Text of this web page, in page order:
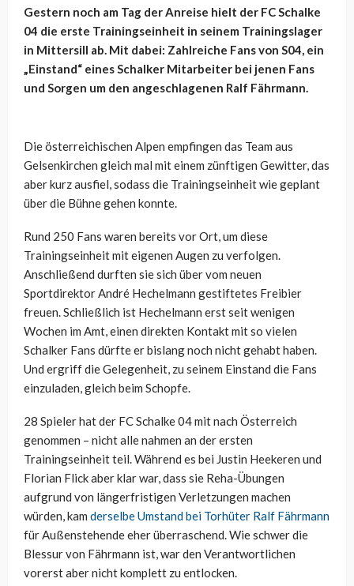
Gestern noch am Tag der Anreise hielt der FC Schalke
04 die erste Trainingseinheit in seinem Trainingslager
in Mittersill ab. Mit dabei: Zahlreiche Fans von S04, ein
„Einstand“ eines Schalker Mitarbeiter bei jenen Fans
und Sorgen um den angeschlagenen Ralf Fährmann.
Die österreichischen Alpen empfingen das Team aus
Gelsenkirchen gleich mal mit einem zünftigen Gewitter, das
aber kurz ausfiel, sodass die Trainingseinheit wie geplant
über die Bühne gehen konnte.
Rund 250 Fans waren bereits vor Ort, um diese
Trainingseinheit mit eigenen Augen zu verfolgen.
Anschließend durften sie sich über vom neuen
Sportdirektor André Hechelmann gestiftetes Freibier
freuen. Schließlich ist Hechelmann erst seit wenigen
Wochen im Amt, einen direkten Kontakt mit so vielen
Schalker Fans dürfte er bislang noch nicht gehabt haben.
Und ergriff die Gelegenheit, zu seinem Einstand die Fans
einzuladen, gleich beim Schopfe.
28 Spieler hat der FC Schalke 04 mit nach Österreich
genommen – nicht alle nahmen an der ersten
Trainingseinheit teil. Während es bei Justin Heekeren und
Florian Flick aber klar war, dass sie Reha-Übungen
aufgrund von längerfristigen Verletzungen machen
würden, kam derselbe Umstand bei Torhüter Ralf Fährmann
für Außenstehende eher überraschend. Wie schwer die
Blessur von Fährmann ist, war den Verantwortlichen
vorerst aber nicht komplett zu entlocken.